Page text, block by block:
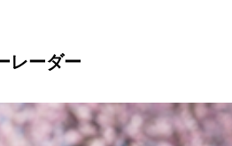
レーダー